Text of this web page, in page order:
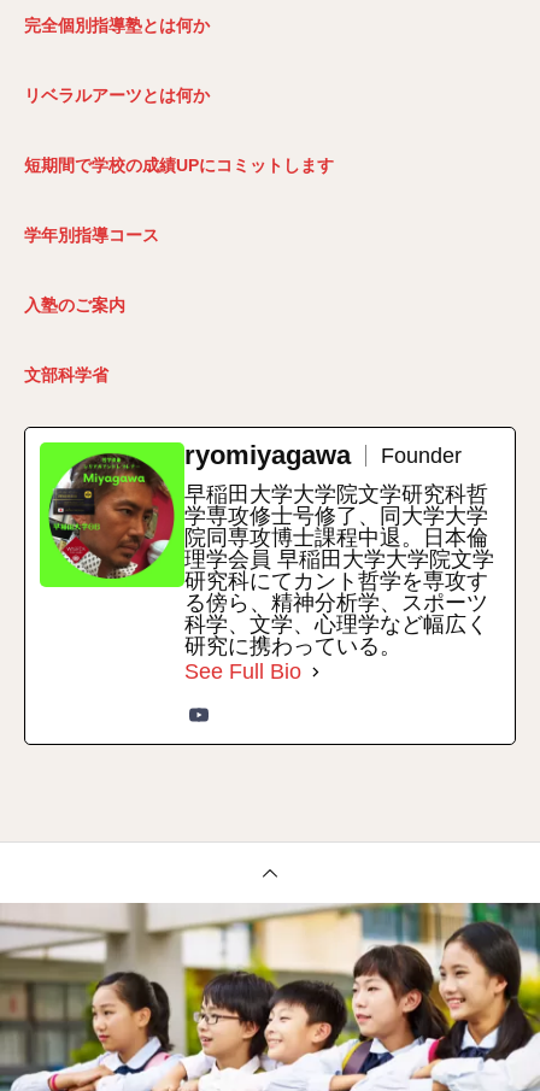
完全個別指導塾とは何か
リベラルアーツとは何か
短期間で学校の成績UPにコミットします
学年別指導コース
入塾のご案内
文部科学省
ryomiyagawa
Founder
早稲田大学大学院文学研究科哲
学専攻修士号修了、同大学大学
院同専攻博士課程中退。日本倫
理学会員 早稲田大学大学院文学
研究科にてカント哲学を専攻す
る傍ら、精神分析学、スポーツ
科学、文学、心理学など幅広く
研究に携わっている。
See Full Bio